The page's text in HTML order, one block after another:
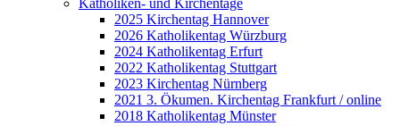
Katholiken- und Kirchentage
2025 Kirchentag Hannover
2026 Katholikentag Würzburg
2024 Katholikentag Erfurt
2022 Katholikentag Stuttgart
2023 Kirchentag Nürnberg
2021 3. Ökumen. Kirchentag Frankfurt / online
2018 Katholikentag Münster